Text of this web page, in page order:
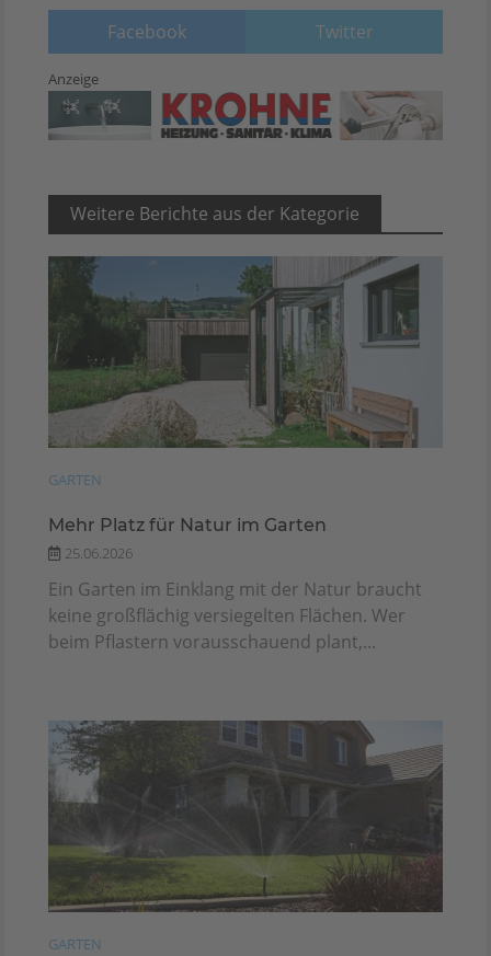
Facebook Twitter
Anzeige
Weitere Berichte aus der Kategorie
GARTEN
Mehr Platz für Natur im Garten
25.06.2026
Ein Garten im Einklang mit der Natur braucht
keine großflächig versiegelten Flächen. Wer
beim Pflastern vorausschauend plant,...
GARTEN